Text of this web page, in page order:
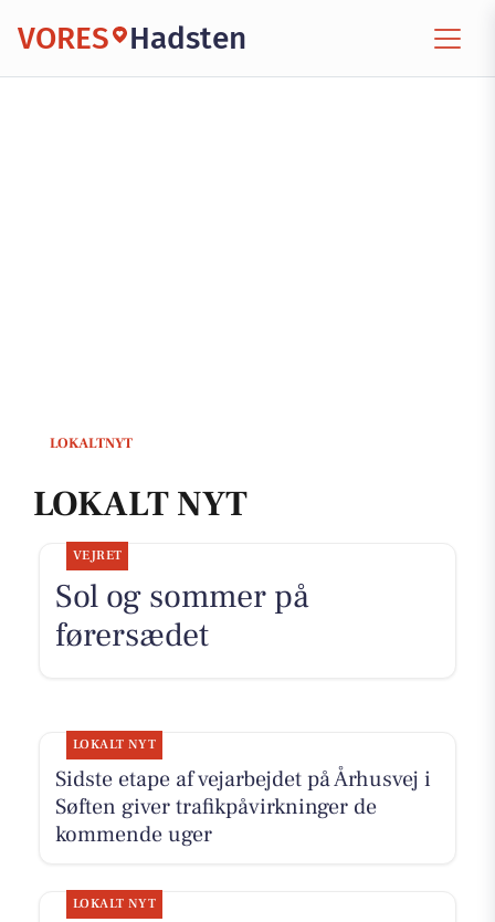
VORES Hadsten
LOKALTNYT
LOKALT NYT
VEJRET
Sol og sommer på
førersædet
LOKALT NYT
Sidste etape af vejarbejdet på Århusvej i
Søften giver trafikpåvirkninger de
kommende uger
LOKALT NYT